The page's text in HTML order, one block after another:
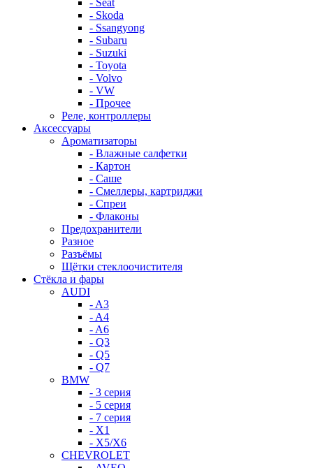
- Seat
- Skoda
- Ssangyong
- Subaru
- Suzuki
- Toyota
- Volvo
- VW
- Прочее
Реле, контроллеры
Аксессуары
Ароматизаторы
- Влажные салфетки
- Картон
- Саше
- Смеллеры, картриджи
- Спреи
- Флаконы
Предохранители
Разное
Разъёмы
Щётки стеклоочистителя
Стёкла и фары
AUDI
- A3
- A4
- A6
- Q3
- Q5
- Q7
BMW
- 3 серия
- 5 серия
- 7 серия
- X1
- X5/X6
CHEVROLET